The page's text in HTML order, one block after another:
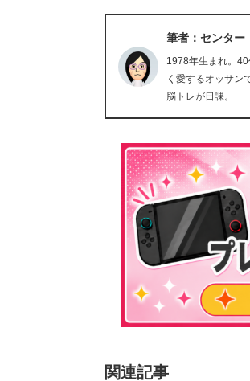
筆者：センター
1978年生まれ。
く愛するオッサン
脳トレが日課。
関連記事